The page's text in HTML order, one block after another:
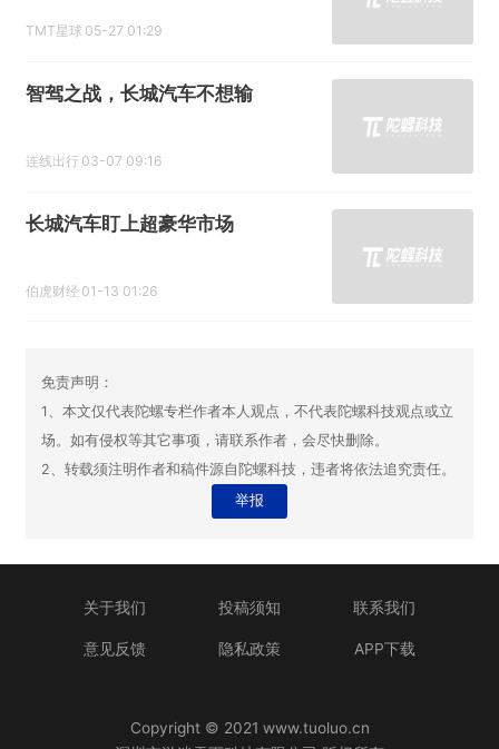
TMT星球 05-27 01:29
智驾之战，长城汽车不想输
连线出行 03-07 09:16
长城汽车盯上超豪华市场
伯虎财经 01-13 01:26
免责声明：
1、本文仅代表陀螺专栏作者本人观点，不代表陀螺科技观点或立
场。如有侵权等其它事项，请联系作者，会尽快删除。
2、转载须注明作者和稿件源自陀螺科技，违者将依法追究责任。
举报
关于我们 投稿须知 联系我们
意见反馈 隐私政策 APP下载
Copyright © 2021 www.tuoluo.cn